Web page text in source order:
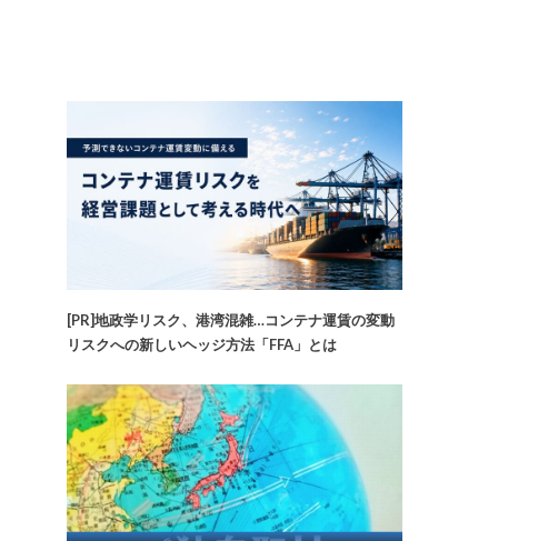
[PR]地政学リスク、港湾混雑…コンテナ運賃の変動
リスクへの新しいヘッジ方法「FFA」とは